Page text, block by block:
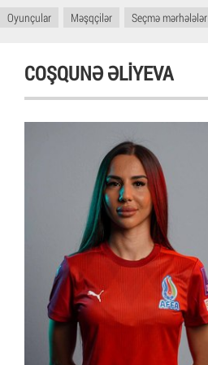
Oyunçular Məşqçilər Seçmə mərhələlər
COŞQUNƏ ƏLIYEVA